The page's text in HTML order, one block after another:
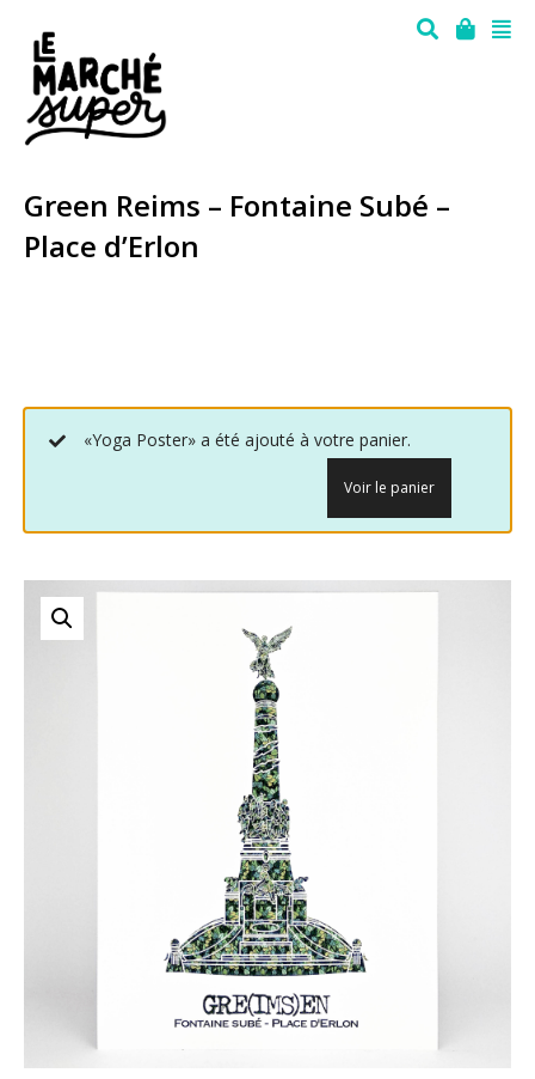
Green Reims – Fontaine Subé –
Place d’Erlon
«Yoga Poster» a été ajouté à votre panier.
Voir le panier